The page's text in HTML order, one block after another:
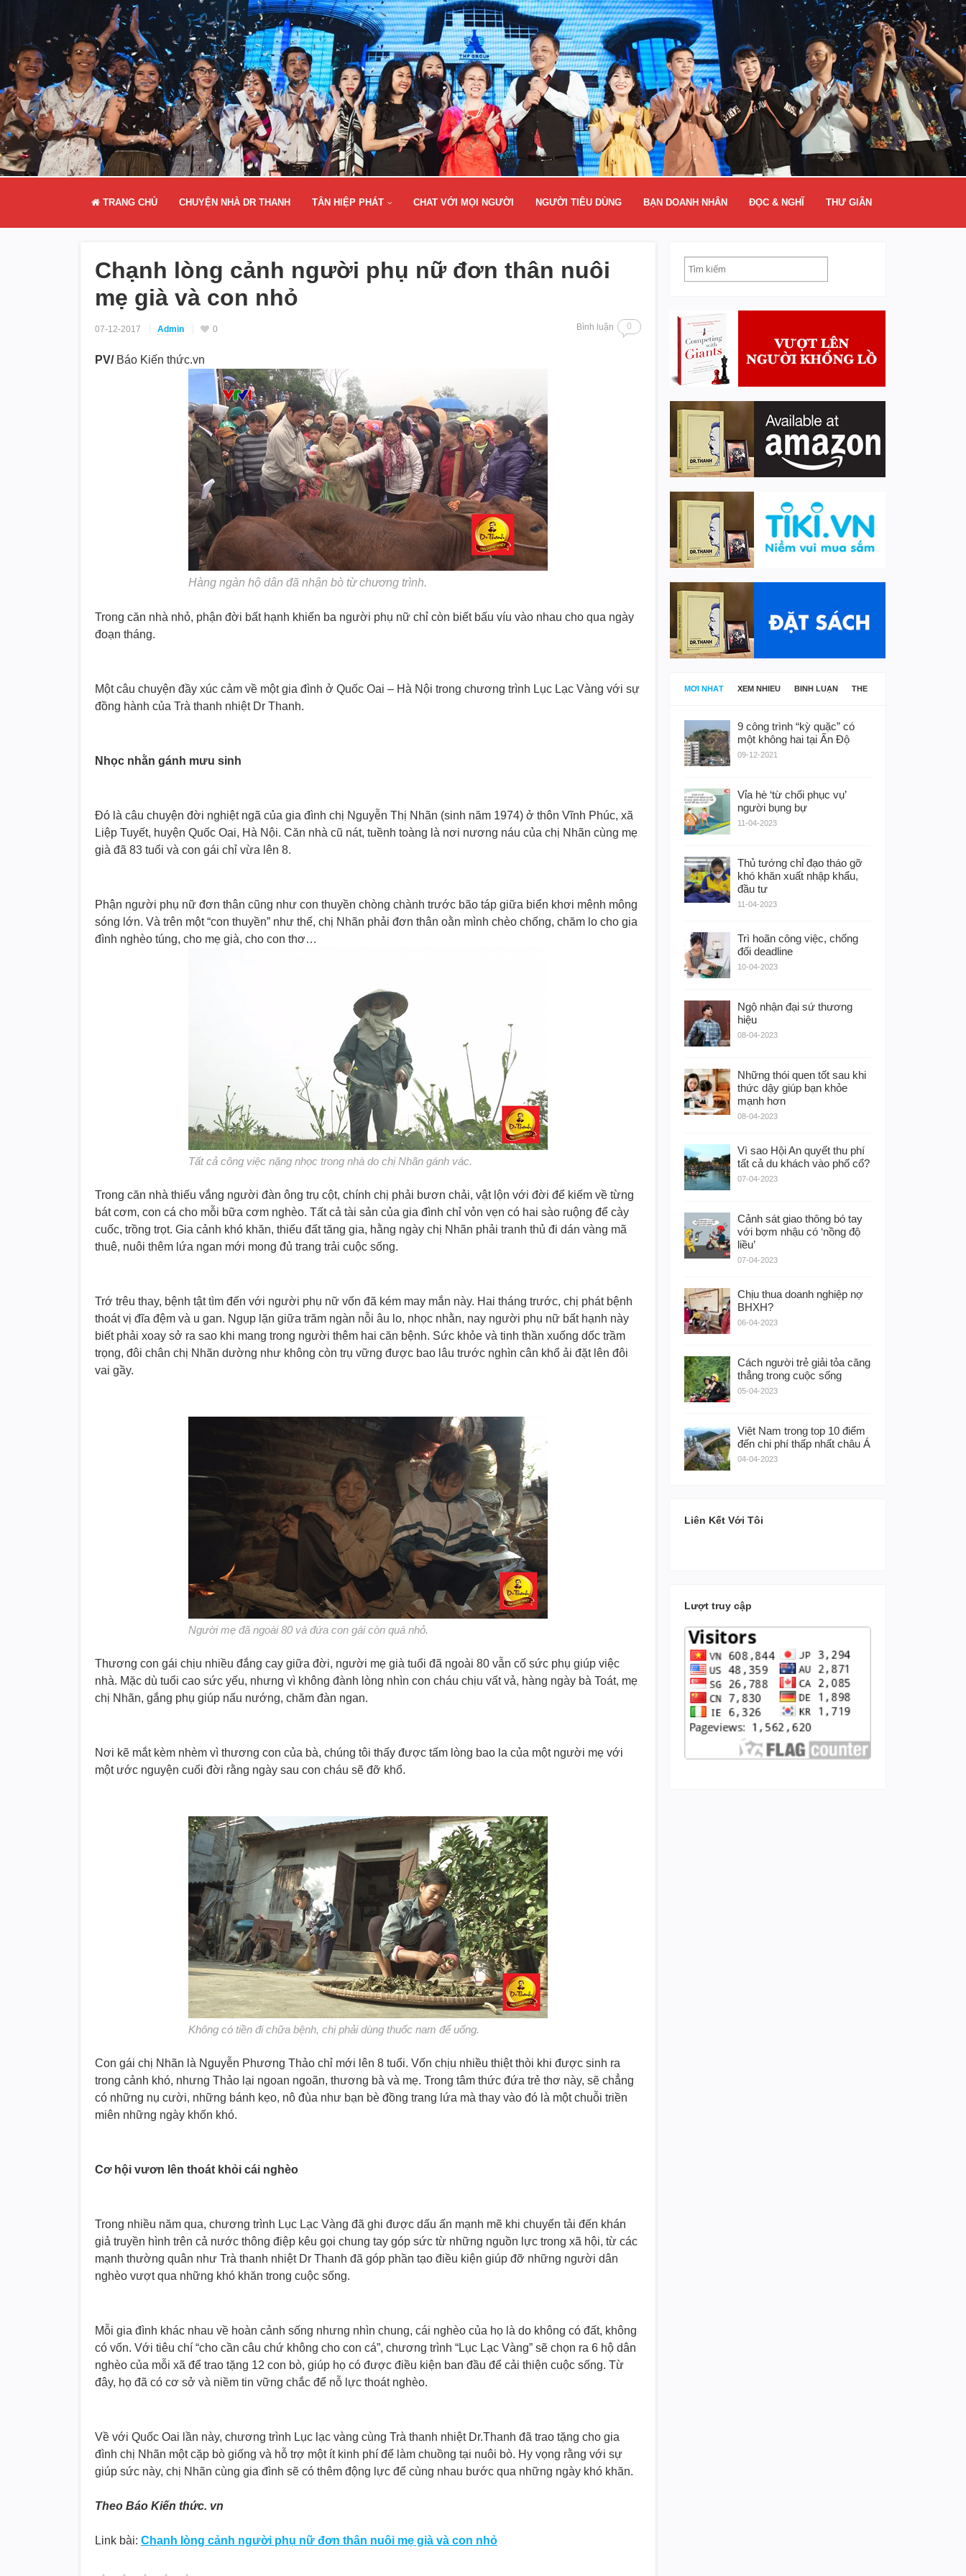
TRANG CHỦ CHUYỆN NHÀ DR THANH TÂN HIỆP PHÁT CHAT VỚI MỌI NGƯỜI NGƯỜI TIÊU DÙNG BẠN DOANH NHÂN ĐỌC & NGHĨ THƯ GIÃN
Chạnh lòng cảnh người phụ nữ đơn thân nuôi
mẹ già và con nhỏ
07-12-2017 Admin 0 Bình luận 0
PV/Báo Kiến thức.vn
Hàng ngàn hộ dân đã nhận bò từ chương trình.
Trong căn nhà nhỏ, phận đời bất hạnh khiến ba người phụ nữ chỉ còn biết bấu víu vào nhau cho qua ngày
đoạn tháng.
Một câu chuyện đầy xúc cảm về một gia đình ở Quốc Oai – Hà Nội trong chương trình Lục Lạc Vàng với sự
đồng hành của Trà thanh nhiệt Dr Thanh.
Nhọc nhằn gánh mưu sinh
Đó là câu chuyện đời nghiệt ngã của gia đình chị Nguyễn Thị Nhãn (sinh năm 1974) ở thôn Vĩnh Phúc, xã
Liệp Tuyết, huyện Quốc Oai, Hà Nội. Căn nhà cũ nát, tuềnh toàng là nơi nương náu của chị Nhãn cùng mẹ
già đã 83 tuổi và con gái chỉ vừa lên 8.
Phận người phụ nữ đơn thân cũng như con thuyền chòng chành trước bão táp giữa biển khơi mênh mông
sóng lớn. Và trên một “con thuyền” như thế, chị Nhãn phải đơn thân oằn mình chèo chống, chăm lo cho gia
đình nghèo túng, cho mẹ già, cho con thơ…
Tất cả công việc nặng nhọc trong nhà do chị Nhãn gánh vác.
Trong căn nhà thiếu vắng người đàn ông trụ cột, chính chị phải bươn chải, vật lộn với đời để kiếm về từng
bát cơm, con cá cho mỗi bữa cơm nghèo. Tất cả tài sản của gia đình chỉ vỏn vẹn có hai sào ruộng để cày
cuốc, trồng trọt. Gia cảnh khó khăn, thiếu đất tăng gia, hằng ngày chị Nhãn phải tranh thủ đi dán vàng mã
thuê, nuôi thêm lứa ngan mới mong đủ trang trải cuộc sống.
Trớ trêu thay, bệnh tật tìm đến với người phụ nữ vốn đã kém may mắn này. Hai tháng trước, chị phát bệnh
thoát vị đĩa đệm và u gan. Ngụp lặn giữa trăm ngàn nỗi âu lo, nhọc nhằn, nay người phụ nữ bất hạnh này
biết phải xoay sở ra sao khi mang trong người thêm hai căn bệnh. Sức khỏe và tinh thần xuống dốc trầm
trọng, đôi chân chị Nhãn dường như không còn trụ vững được bao lâu trước nghìn cân khổ ải đặt lên đôi
vai gầy.
Người mẹ đã ngoài 80 và đứa con gái còn quá nhỏ.
Thương con gái chịu nhiều đắng cay giữa đời, người mẹ già tuổi đã ngoài 80 vẫn cố sức phụ giúp việc
nhà. Mặc dù tuổi cao sức yếu, nhưng vì không đành lòng nhìn con cháu chịu vất vả, hàng ngày bà Toát, mẹ
chị Nhãn, gắng phụ giúp nấu nướng, chăm đàn ngan.
Nơi kẽ mắt kèm nhèm vì thương con của bà, chúng tôi thấy được tấm lòng bao la của một người mẹ với
một ước nguyện cuối đời rằng ngày sau con cháu sẽ đỡ khổ.
Không có tiền đi chữa bệnh, chị phải dùng thuốc nam để uống.
Con gái chị Nhãn là Nguyễn Phương Thảo chỉ mới lên 8 tuổi. Vốn chịu nhiều thiệt thòi khi được sinh ra
trong cảnh khó, nhưng Thảo lại ngoan ngoãn, thương bà và mẹ. Trong tâm thức đứa trẻ thơ này, sẽ chẳng
có những nụ cười, những bánh kẹo, nô đùa như bạn bè đồng trang lứa mà thay vào đó là một chuỗi triền
miên những ngày khốn khó.
Cơ hội vươn lên thoát khỏi cái nghèo
Trong nhiều năm qua, chương trình Lục Lạc Vàng đã ghi được dấu ấn mạnh mẽ khi chuyển tải đến khán
giả truyền hình trên cả nước thông điệp kêu gọi chung tay góp sức từ những nguồn lực trong xã hội, từ các
mạnh thường quân như Trà thanh nhiệt Dr Thanh đã góp phần tạo điều kiện giúp đỡ những người dân
nghèo vượt qua những khó khăn trong cuộc sống.
Mỗi gia đình khác nhau về hoàn cảnh sống nhưng nhìn chung, cái nghèo của họ là do không có đất, không
có vốn. Với tiêu chí “cho cần câu chứ không cho con cá”, chương trình “Lục Lạc Vàng” sẽ chọn ra 6 hộ dân
nghèo của mỗi xã để trao tặng 12 con bò, giúp họ có được điều kiện ban đầu để cải thiện cuộc sống. Từ
đây, họ đã có cơ sở và niềm tin vững chắc để nỗ lực thoát nghèo.
Về với Quốc Oai lần này, chương trình Lục lạc vàng cùng Trà thanh nhiệt Dr.Thanh đã trao tặng cho gia
đình chị Nhãn một cặp bò giống và hỗ trợ một ít kinh phí để làm chuồng tại nuôi bò. Hy vọng rằng với sự
giúp sức này, chị Nhãn cùng gia đình sẽ có thêm động lực để cùng nhau bước qua những ngày khó khăn.
Theo Báo Kiến thức. vn
Link bài: Chạnh lòng cảnh người phụ nữ đơn thân nuôi mẹ già và con nhỏ
MỚI NHẤT XEM NHIỀU BÌNH LUẬN THẺ
9 công trình “kỳ quặc” có
một không hai tại Ấn Độ
09-12-2021
Vỉa hè ‘từ chối phục vụ’
người bụng bự
11-04-2023
Thủ tướng chỉ đạo tháo gỡ
khó khăn xuất nhập khẩu,
đầu tư
11-04-2023
Trì hoãn công việc, chống
đối deadline
10-04-2023
Ngộ nhận đại sứ thương
hiệu
08-04-2023
Những thói quen tốt sau khi
thức dậy giúp bạn khỏe
mạnh hơn
08-04-2023
Vì sao Hội An quyết thu phí
tất cả du khách vào phố cổ?
07-04-2023
Cảnh sát giao thông bó tay
với bợm nhậu có ‘nồng độ
liều’
07-04-2023
Chịu thua doanh nghiệp nợ
BHXH?
06-04-2023
Cách người trẻ giải tỏa căng
thẳng trong cuộc sống
05-04-2023
Việt Nam trong top 10 điểm
đến chi phí thấp nhất châu Á
04-04-2023
Liên Kết Với Tôi
Lượt truy cập